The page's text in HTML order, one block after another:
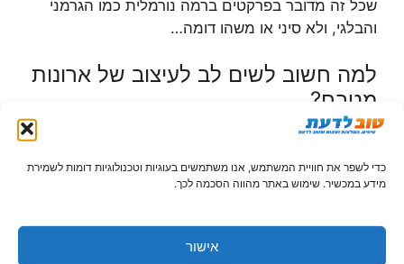
כדי לשפר את חוויית המשתמש, אנו משתמשים בעוגיות וטכנולוגיות דומות לשמירת
מידע במכשיר. שימוש באתר מהווה הסכמה לכך.
אישור
שכל זה מדובר בפרקטים ברמה נורמלית כמו הגרמני
והבלגי, ולא סיני או משהו דומה…
למה חשוב לשים לב לעיצוב של ארונות
מטבח?
מטבחים הוא העיצוב של ארונות המטבח שלהם. עיצבו
ארונות מטבח יכול להפוך את המבטח שלנו למקום
את ארונות מטבח חשוב לשים לב גם לאסתטיקה של
הארונות וגם לפרקטיות שלהם. חשוב מאוד להקפיד